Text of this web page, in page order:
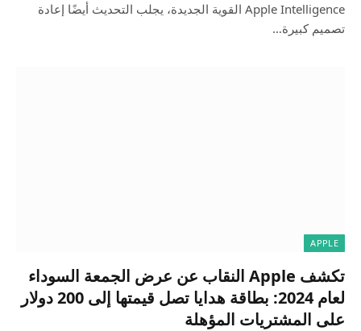
Apple Intelligence القوية الجديدة، يجلب التحديث أيضًا إعادة
تصميم كبيرة…
APPLE
تكشف Apple النقاب عن عرض الجمعة السوداء
لعام 2024: بطاقة هدايا تصل قيمتها إلى 200 دولار
على المشتريات المؤهلة